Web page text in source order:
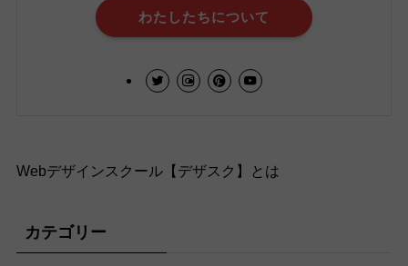
わたしたちについて
Webデザインスクール【デザスク】とは
カテゴリー